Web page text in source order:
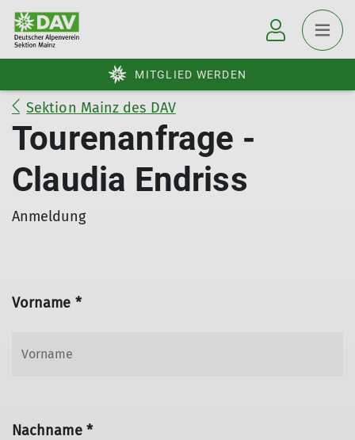
MITGLIED WERDEN
Sektion Mainz des DAV
Tourenanfrage -
Claudia Endriss
Anmeldung
Vorname *
Nachname *